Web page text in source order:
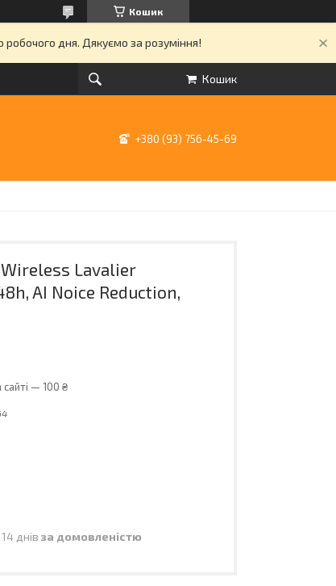
Кошик
робочого дня. Дякуємо за розуміння!
Кошик
+380 (93) 756-45-69
Wireless Lavalier
AI Noice Reduction,
— 100 ₴
днів за домовленістю